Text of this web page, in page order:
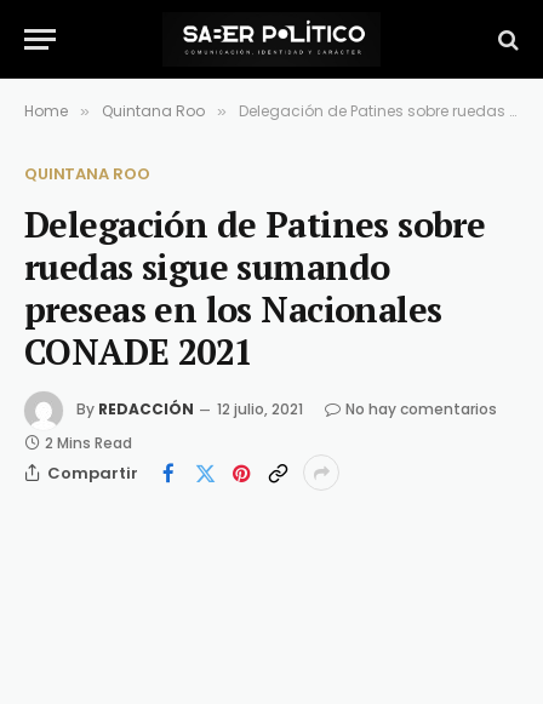
Home » Quintana Roo » Delegación de Patines sobre ruedas sigue sumando preseas en los Nacionales CONADE 2021
QUINTANA ROO
Delegación de Patines sobre
ruedas sigue sumando
preseas en los Nacionales
CONADE 2021
By REDACCIÓN 12 julio, 2021
No hay comentarios
2 Mins Read
Compartir